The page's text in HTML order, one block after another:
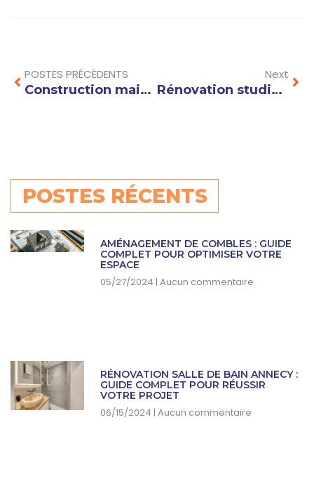
POSTES PRÉCÉDENTS
Construction maison Annecy : quelles options pour un habitat écologique et durable ?
Next
Rénovation studio montagne : astuces pour optimiser l’espace et maximiser le confort !
POSTES RÉCENTS
AMÉNAGEMENT DE COMBLES : GUIDE
COMPLET POUR OPTIMISER VOTRE
ESPACE
05/27/2024 Aucun commentaire
RÉNOVATION SALLE DE BAIN ANNECY :
GUIDE COMPLET POUR RÉUSSIR
VOTRE PROJET
06/15/2024 Aucun commentaire